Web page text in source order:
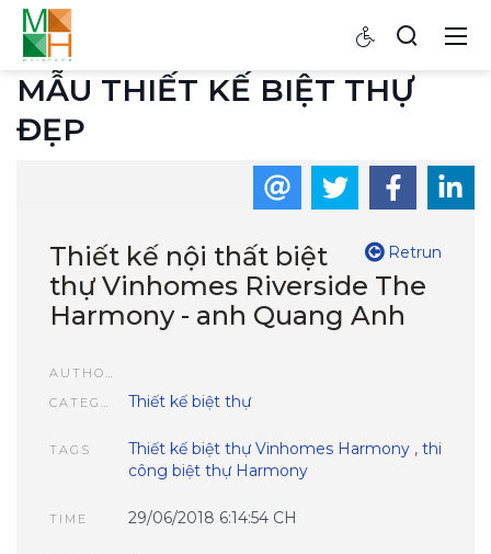
MẪU THIẾT KẾ BIỆT THỰ
ĐẸP
Retrun
Thiết kế nội thất biệt
thự Vinhomes Riverside The
Harmony - anh Quang Anh
CATEGORIES
Thiết kế biệt thự
TAGS Thiết kế biệt thự Vinhomes Harmony, thi
công biệt thự Harmony
TIME 29/06/2018 6:14:54 CH